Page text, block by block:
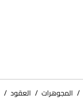
/ المجوهرات / العقود /